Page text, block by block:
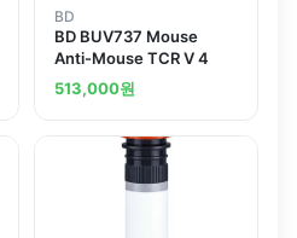
BD
BD BUV737 Mouse
Anti-Mouse TCR V 4
513,000원